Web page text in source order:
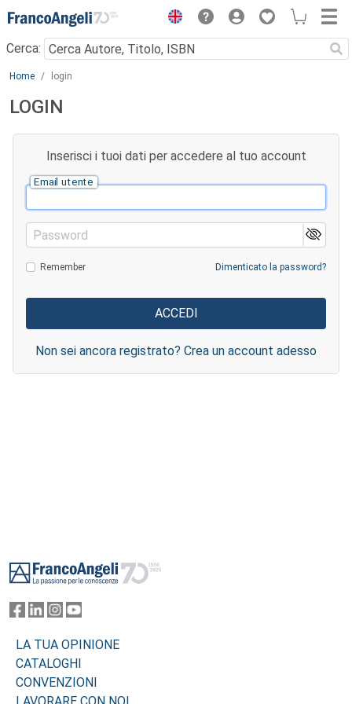
Menu
Cerca:
Main content
Home login
LOGIN
Inserisci i tuoi dati per accedere al tuo account
Email utente
Password
Remember Dimenticato la password?
Non sei ancora registrato? Crea un account adesso
LA TUA OPINIONE
CATALOGHI
CONVENZIONI